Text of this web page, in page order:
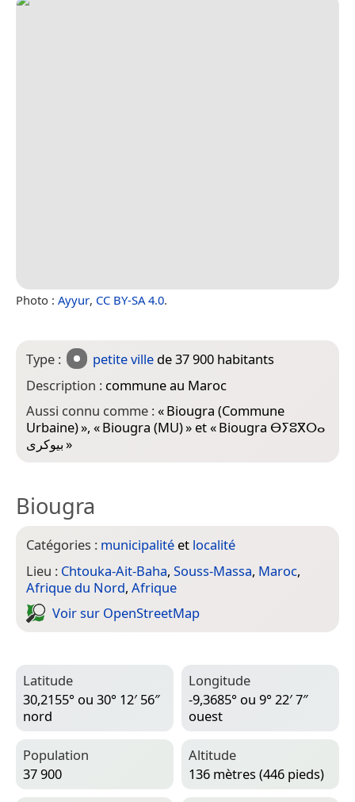
Photo : Ayyur, CC BY-SA 4.0.
Type : petite ville de 37 900 habitants
Description : commune au Maroc
Aussi connu comme :«Biougra (Commune
Urbaine)», «Biougra (MU)» et «Biougra ⴱⵢⵓⴳⵔⴰ
بيوكرى»
Biougra
Catégories : municipalité et localité
Lieu : Chtouka-Ait-Baha, Souss-Massa, Maroc,
Afrique du Nord, Afrique
Voir sur Open­Street­Map
Latitude
30,2155° ou 30° 12′ 56″
nord
Longitude
-9,3685° ou 9° 22′ 7″
ouest
Population
37 900
Altitude
136 mètres (446 pieds)